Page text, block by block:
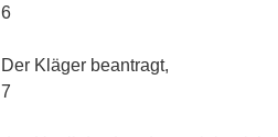
6
Der Kläger beantragt,
7